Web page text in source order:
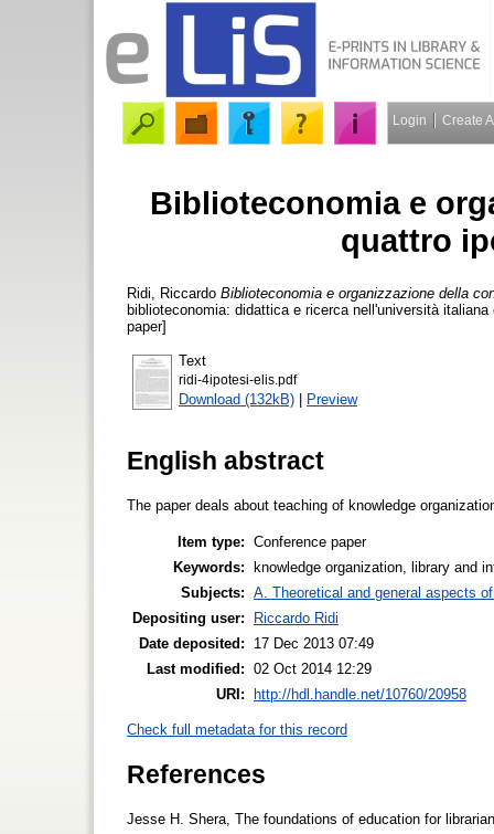
Login Create
Biblioteconomia e
quattro
Ridi, Riccardo Biblioteconomia e organizzazione della
biblioteconomia: didattica e ricerca nell'università
paper]
Text
ridi-4ipotesi-elis.pdf
Download (132kB) | Preview
English abstract
The paper deals about teaching of knowledge
Item type: Conference paper
Keywords: knowledge organization, library and
Subjects: A. Theoretical and general aspects
Depositing user:
Riccardo Ridi
Date deposited:
17 Dec 2013 07:49
Last modified: 02 Oct 2014 12:29
URI: http://hdl.handle.net/10760/20958
Check full metadata for this record
References
Jesse H. Shera, The foundations of education for